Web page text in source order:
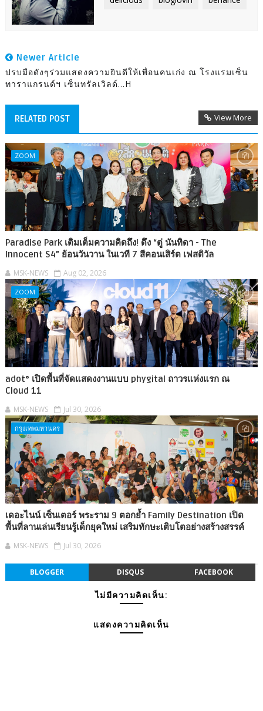
Newer Article
ปรบมือดังๆร่วมแสดงความยินดีให้เพื่อนคนเก่ง ณ โรงแรมเซ็น
ทาราแกรนด์ฯ เซ็นทรัลเวิลด์...H
RELATED POST View More
ZOOM
Paradise Park เติมเต็มความคิดถึง! ดึง “ตู่ นันทิดา - The
Innocent S4” ย้อนวันวาน ในเวที 7 สีคอนเสิร์ต เฟสติวัล
MSK-NEWS Aug 02, 2026
ZOOM
adot° เปิดพื้นที่จัดแสดงงานแบบ phygital ถาวรแห่งแรก ณ
Cloud 11
MSK-NEWS Jul 30, 2026
กรุงเทพมหานคร
เดอะไนน์ เซ็นเตอร์ พระราม 9 ตอกย้ำ Family Destination เปิด
พื้นที่ลานเล่นเรียนรู้เด็กยุคใหม่ เสริมทักษะเติบโตอย่างสร้างสรรค์
MSK-NEWS Jul 30, 2026
BLOGGER DISQUS FACEBOOK
ไม่มีความคิดเห็น:
แสดงความคิดเห็น